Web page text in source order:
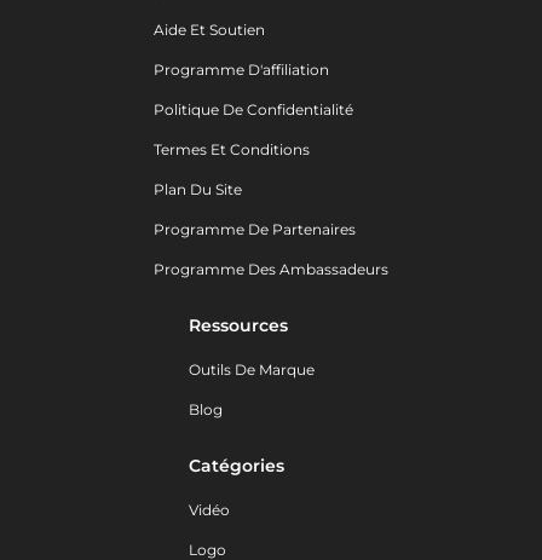
Aide Et Soutien
Programme D'affiliation
Politique De Confidentialité
Termes Et Conditions
Plan Du Site
Programme De Partenaires
Programme Des Ambassadeurs
Ressources
Outils De Marque
Blog
Catégories
Vidéo
Logo